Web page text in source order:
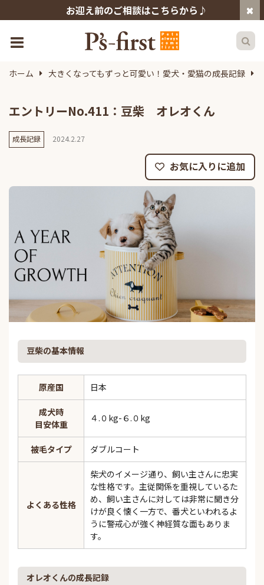
お迎え前のご相談はこちらから♪
ホーム 大きくなってもずっと可愛い！愛犬・愛猫の成長記録
エントリーNo.411：豆柴 オレオくん
成長記録 2024.2.27
お気に入りに追加
豆柴の基本情報
原産国 日本
成犬時
目安体重
４.０kg-６.０kg
被毛タイプ ダブルコート
よくある性格
柴犬のイメージ通り、飼い主さんに忠実
な性格です。主従関係を重視しているた
め、飼い主さんに対しては非常に聞き分
けが良く懐く一方で、番犬といわれるよ
うに警戒心が強く神経質な面もありま
す。
オレオくんの成長記録